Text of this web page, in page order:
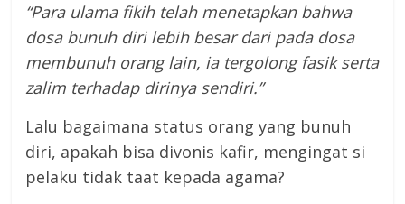
“Para ulama fikih telah menetapkan bahwa
dosa bunuh diri lebih besar dari pada dosa
membunuh orang lain, ia tergolong fasik serta
zalim terhadap dirinya sendiri.”
Lalu bagaimana status orang yang bunuh
diri, apakah bisa divonis kafir, mengingat si
pelaku tidak taat kepada agama?